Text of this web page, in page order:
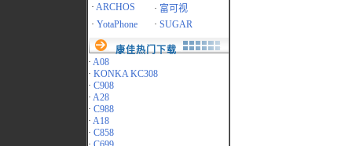
· ARCHOS · 富可视
· YotaPhone · SUGAR
康佳热门下载
· A08
· KONKA KC308
· C908
· A28
· C988
· A18
· C858